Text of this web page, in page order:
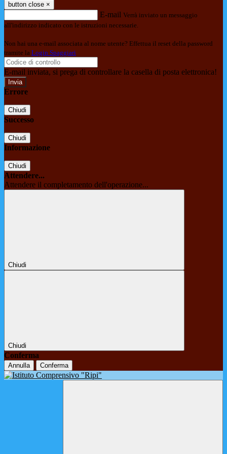
button close ×
E-mail Verrà inviato un messaggio
all'indirizzo indicato con le istruzioni necessarie.
Non hai una e-mail associata al nome utente? Effettua il reset della password
tramite la Login Spaggiari
E-mail inviata, si prega di controllare la casella di posta elettronica!
Errore
Chiudi
Successo
Chiudi
Informazione
Chiudi
Attendere...
Attendere il completamento dell'operazione...
Chiudi
Chiudi
Conferma
Annulla Conferma